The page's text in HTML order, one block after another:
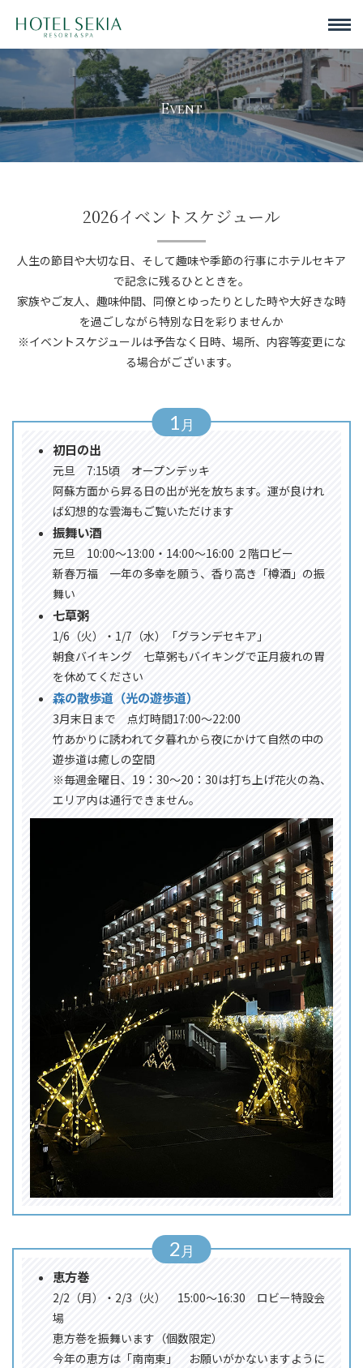
Event
2026イベントスケジュール
人生の節目や大切な日、そして趣味や季節の行事にホテルセキア
で記念に残るひとときを。
家族やご友人、趣味仲間、同僚とゆったりとした時や大好きな時
を過ごしながら特別な日を彩りませんか
※イベントスケジュールは予告なく日時、場所、内容等変更にな
る場合がございます。
1
初⽇の出
元旦 7:15頃 オープンデッキ
阿蘇方面から昇る日の出が光を放ちます。運が良けれ
ば幻想的な雲海もご覧いただけます
振舞い酒
元旦 10:00～13:00・14:00～16:00 ２階ロビー
新春万福 一年の多幸を願う、香り高き「樽酒」の振
舞い
七草粥
1/6（火）・1/7（水）「グランデセキア」
朝食バイキング 七草粥もバイキングで正月疲れの胃
を休めてください
森の散歩道（光の遊歩道）
3月末日まで 点灯時間17:00～22:00
竹あかりに誘われて夕暮れから夜にかけて自然の中の
遊歩道は癒しの空間
※毎週金曜日、19：30～20：30は打ち上げ花火の為、
エリア内は通行できません。
2
恵方巻
2/2（月）・2/3（火） 15:00～16:30 ロビー特設会
場
恵方巻を振舞います（個数限定）
今年の恵方は「南南東」 お願いがかないますように